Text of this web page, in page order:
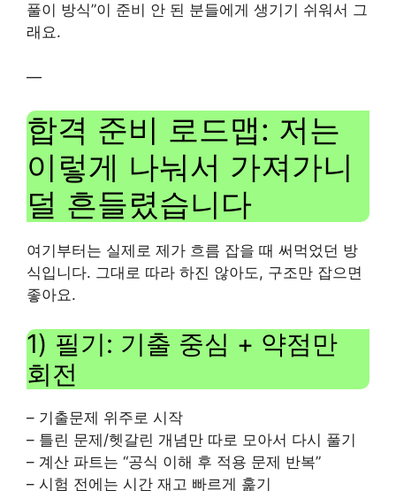
풀이 방식”이 준비 안 된 분들에게 생기기 쉬워서 그
래요.
—
합격 준비 로드맵: 저는
이렇게 나눠서 가져가니
덜 흔들렸습니다
여기부터는 실제로 제가 흐름 잡을 때 써먹었던 방
식입니다. 그대로 따라 하진 않아도, 구조만 잡으면
좋아요.
1) 필기: 기출 중심 + 약점만
회전
– 기출문제 위주로 시작
– 틀린 문제/헷갈린 개념만 따로 모아서 다시 풀기
– 계산 파트는 “공식 이해 후 적용 문제 반복”
– 시험 전에는 시간 재고 빠르게 훑기